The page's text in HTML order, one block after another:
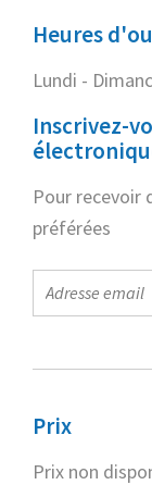
Heures
Lundi -
Inscrivez-
Pour recevoir
préférées
E-
mail
Prix
Prix non